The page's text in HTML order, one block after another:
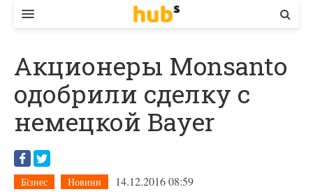
ЕКОНОМІКА
БІЗНЕС
СТАРТЕР
КОНТАКТИ
Акционеры Monsanto
одобрили сделку с
немецкой Bayer
Бізнес Новини 14.12.2016 08:59